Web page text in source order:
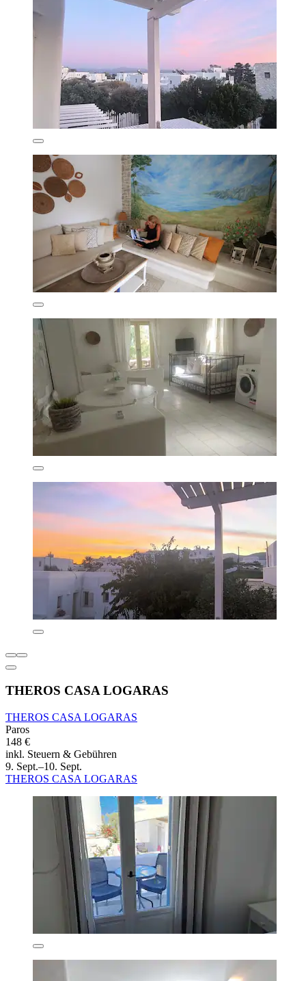
THEROS CASA LOGARAS
THEROS CASA LOGARAS
Paros
148 €
inkl. Steuern & Gebühren
9. Sept.–10. Sept.
THEROS CASA LOGARAS